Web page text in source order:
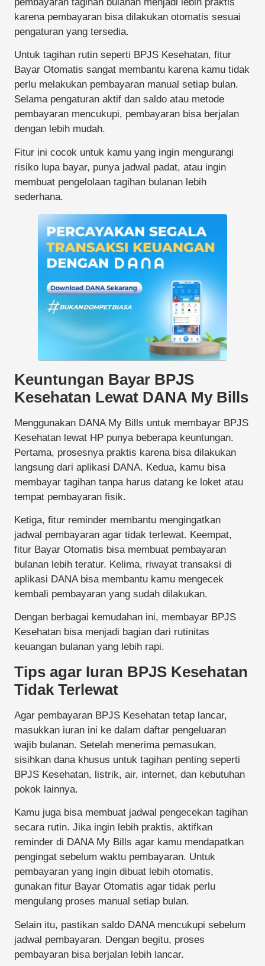
karena pembayaran bisa dilakukan otomatis sesuai
pengaturan yang tersedia.
Untuk tagihan rutin seperti BPJS Kesehatan, fitur
Bayar Otomatis sangat membantu karena kamu tidak
perlu melakukan pembayaran manual setiap bulan.
Selama pengaturan aktif dan saldo atau metode
pembayaran mencukupi, pembayaran bisa berjalan
dengan lebih mudah.
Fitur ini cocok untuk kamu yang ingin mengurangi
risiko lupa bayar, punya jadwal padat, atau ingin
membuat pengelolaan tagihan bulanan lebih
sederhana.
Keuntungan Bayar BPJS
Kesehatan Lewat DANA My Bills
Menggunakan DANA My Bills untuk membayar BPJS
Kesehatan lewat HP punya beberapa keuntungan.
Pertama, prosesnya praktis karena bisa dilakukan
langsung dari aplikasi DANA. Kedua, kamu bisa
membayar tagihan tanpa harus datang ke loket atau
tempat pembayaran fisik.
Ketiga, fitur reminder membantu mengingatkan
jadwal pembayaran agar tidak terlewat. Keempat,
fitur Bayar Otomatis bisa membuat pembayaran
bulanan lebih teratur. Kelima, riwayat transaksi di
aplikasi DANA bisa membantu kamu mengecek
kembali pembayaran yang sudah dilakukan.
Dengan berbagai kemudahan ini, membayar BPJS
Kesehatan bisa menjadi bagian dari rutinitas
keuangan bulanan yang lebih rapi.
Tips agar Iuran BPJS Kesehatan
Tidak Terlewat
Agar pembayaran BPJS Kesehatan tetap lancar,
masukkan iuran ini ke dalam daftar pengeluaran
wajib bulanan. Setelah menerima pemasukan,
sisihkan dana khusus untuk tagihan penting seperti
BPJS Kesehatan, listrik, air, internet, dan kebutuhan
pokok lainnya.
Kamu juga bisa membuat jadwal pengecekan tagihan
secara rutin. Jika ingin lebih praktis, aktifkan
reminder di DANA My Bills agar kamu mendapatkan
pengingat sebelum waktu pembayaran. Untuk
pembayaran yang ingin dibuat lebih otomatis,
gunakan fitur Bayar Otomatis agar tidak perlu
mengulang proses manual setiap bulan.
Selain itu, pastikan saldo DANA mencukupi sebelum
jadwal pembayaran. Dengan begitu, proses
pembayaran bisa berjalan lebih lancar.